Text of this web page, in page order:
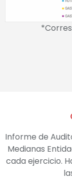
Informe de
Medianas
cada ejercicio.